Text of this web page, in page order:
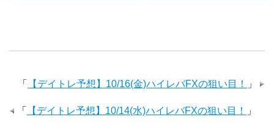
「 【デイトレ予想】10/16(金)ハイレバFXの狙い目！ 」
「 【デイトレ予想】10/14(水)ハイレバFXの狙い目！ 」